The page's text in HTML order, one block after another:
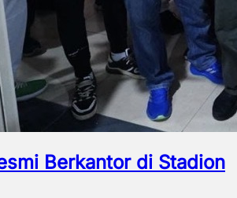
Berkantor di Stadion